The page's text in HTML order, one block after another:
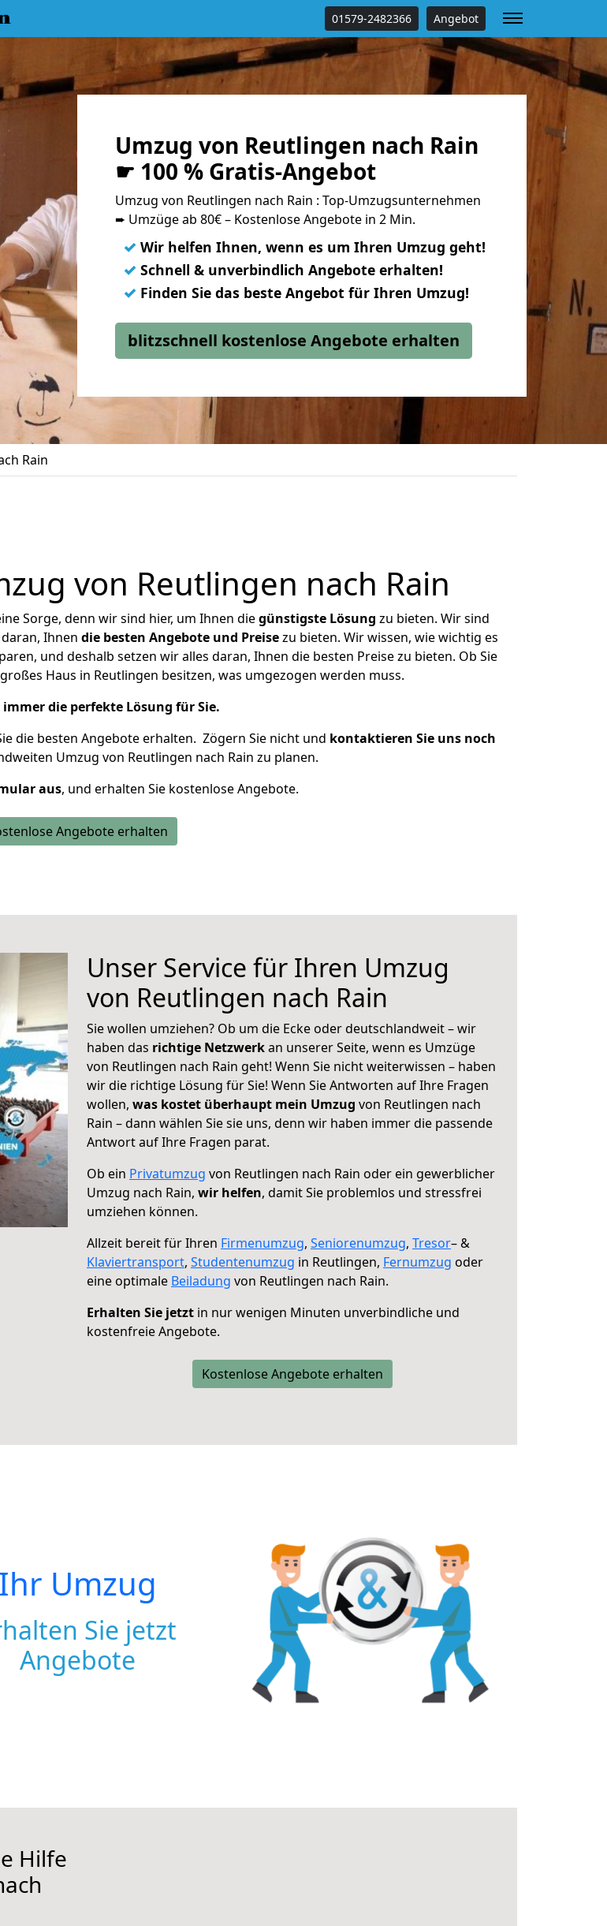
01579-2482366 Angebot
Umzug von Reutlingen nach Rain
☛ 100 % Gratis-Angebot
Umzug von Reutlingen nach Rain : Top-Umzugsunternehmen
➨ Umzüge ab 80€ – Kostenlose Angebote in 2 Min.
✓ Wir helfen Ihnen, wenn es um Ihren Umzug geht!
✓ Schnell & unverbindlich Angebote erhalten!
✓ Finden Sie das beste Angebot für Ihren Umzug!
blitzschnell kostenlose Angebote erhalten
Rain
von Reutlingen nach Rain
Sorge, denn wir sind hier, um Ihnen diegünstigste Lösung zu bieten. Wir sind
Ihnen die besten Angebote und Preisezu bieten. Wir wissen, wie wichtig es
und deshalb setzen wir alles daran, Ihnen die besten Preise zu bieten. Ob Sie
Haus in Reutlingen besitzen, was umgezogen werden muss.
die perfekte Lösung für Sie.
die besten Angebote erhalten. Zögern Sie nicht und kontaktieren Sie uns noch
Umzug von Reutlingen nach Rain zu planen.
aus, und erhalten Sie kostenlose Angebote.
Angebote erhalten
Unser Service für Ihren Umzug
von Reutlingen nach Rain
Sie wollen umziehen? Ob um die Ecke oder deutschlandweit – wir
haben das richtige Netzwerkan unserer Seite, wenn es Umzüge
von Reutlingen nach Rain geht! Wenn Sie nicht weiterwissen – haben
wir die richtige Lösung für Sie! Wenn Sie Antworten auf Ihre Fragen
wollen, was kostet überhaupt mein Umzug von Reutlingen nach
Rain – dann wählen Sie sie uns, denn wir haben immer die passende
Antwort auf Ihre Fragen parat.
Ob ein Privatumzug von Reutlingen nach Rain oder ein gewerblicher
Umzug nach Rain, wir helfen, damit Sie problemlos und stressfrei
umziehen können.
Allzeit bereit für Ihren Firmenumzug, Seniorenumzug, Tresor– &
Klaviertransport, Studentenumzug in Reutlingen, Fernumzug oder
eine optimale Beiladung von Reutlingen nach Rain.
Erhalten Sie jetzt in nur wenigen Minuten unverbindliche und
kostenfreie Angebote.
Kostenlose Angebote erhalten
Ihr Umzug
Sie jetzt
Angebote
Hilfe